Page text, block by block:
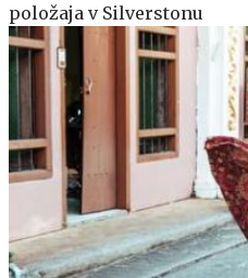
položaja v Silverstonu